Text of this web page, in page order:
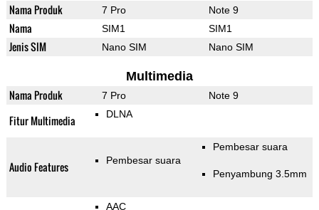
Nama Produk 7 Pro Note 9
Nama SIM1 SIM1
Jenis SIM Nano SIM Nano SIM
Multimedia
Nama Produk 7 Pro Note 9
Fitur Multimedia DLNA
Audio Features Pembesar suara
Pembesar suara
Penyambung 3.5mm
AAC